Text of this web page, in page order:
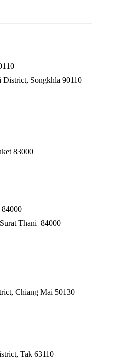
District, Songkhla 90110
83000
Thani 84000
Chiang Mai 50130
Tak 63110